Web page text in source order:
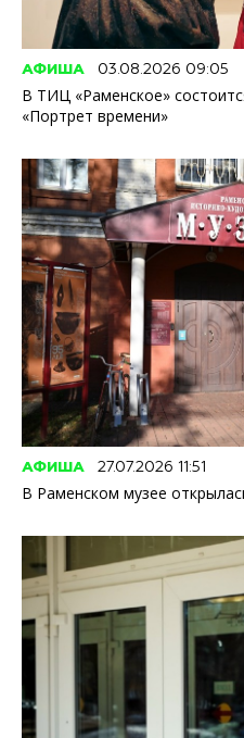
АФИША 03.08.2026 09:05
В ТИЦ «Раменское»
«Портрет времени»
АФИША 27.07.2026 11:51
В Раменском музее